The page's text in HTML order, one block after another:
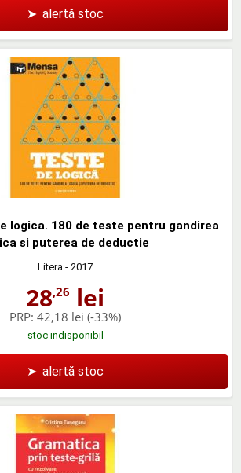
➤ alertă stoc
logica. 180 de teste pentru gandirea
si puterea de deductie
Litera - 2017
28,26 lei
PRP: 42,18 lei (-33%)
stoc indisponibil
➤ alertă stoc